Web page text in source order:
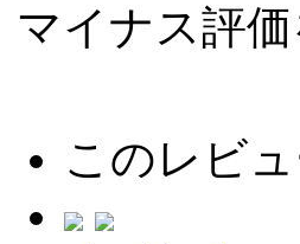
マイナス評価
このレビ